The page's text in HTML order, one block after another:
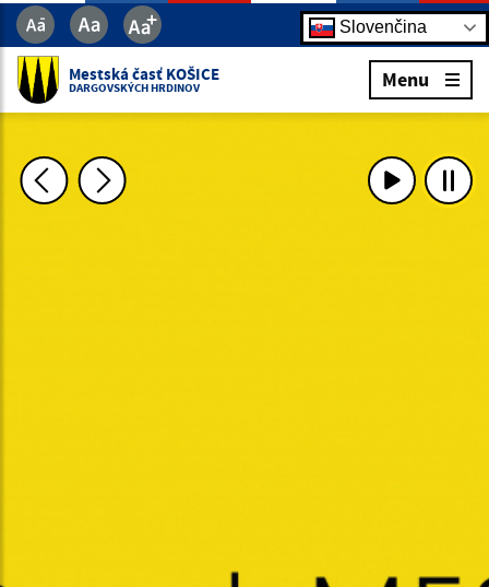
Slovenčina
Mestská časť KOŠICE
DARGOVSKÝCH HRDINOV Menu